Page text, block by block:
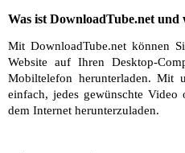
Was ist DownloadTube.net und
Mit DownloadTube.net können
Website auf Ihren Desktop-
Mobiltelefon herunterladen. Mit
einfach, jedes gewünschte Video
dem Internet herunterzuladen.